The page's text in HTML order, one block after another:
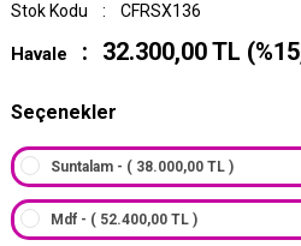
Stok Kodu
CFRSX136
Havale 32.300,00 TL
Seçenekler
Suntalam - ( 38.000,00 TL )
Mdf - ( 52.400,00 TL )